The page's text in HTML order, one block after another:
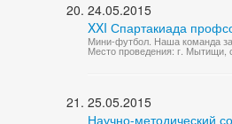
24.05.2015
XXI Спартакиада
Мини-футбол. Наша команда
Место проведения: г. Мытищи,
25.05.2015
Научно-методический